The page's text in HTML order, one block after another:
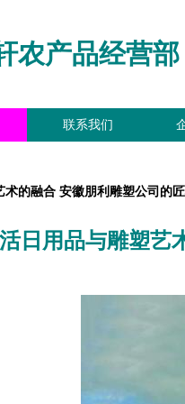
农产品经营部
联系我们
术的融合 安徽朋利雕塑公司的
日用品与雕塑艺